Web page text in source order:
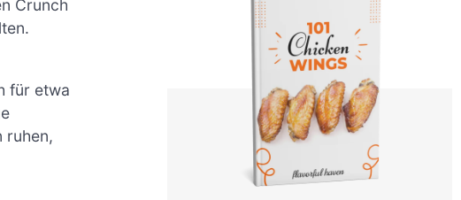
Crunch
für etwa
ruhen,